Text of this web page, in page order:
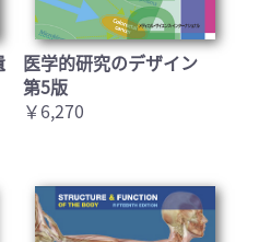
医学的研究のデザイン
第5版
￥6,270